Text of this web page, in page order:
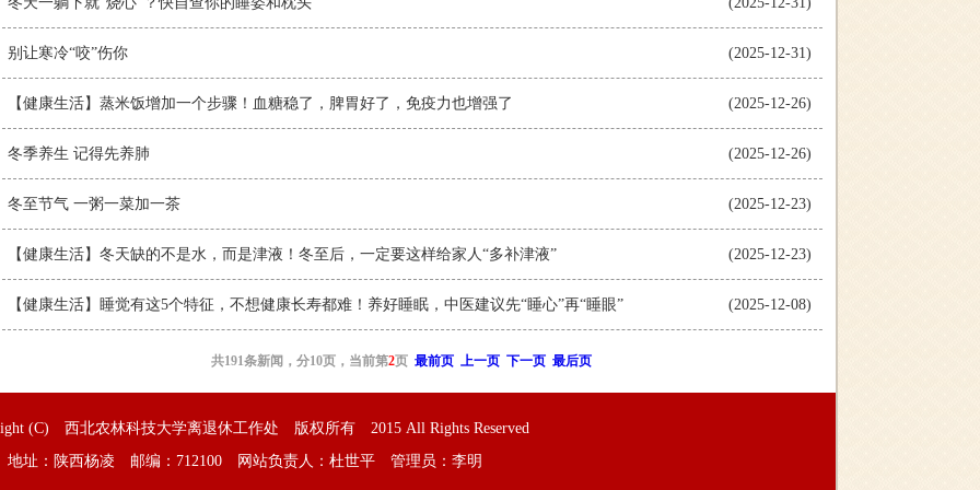
(2025-12-31)
别让寒冷“咬”伤你
(2025-12-26)
【健康生活】蒸米饭增加一个步骤！血糖稳了，脾胃好了，免疫力也增强了
(2025-12-26)
冬季养生 记得先养肺
(2025-12-23)
冬至节气 一粥一菜加一茶
(2025-12-23)
【健康生活】冬天缺的不是水，而是津液！冬至后，一定要这样给家人“多补津液”
(2025-12-08)
【健康生活】睡觉有这5个特征，不想健康长寿都难！养好睡眠，中医建议先“睡心”再“睡眼”
共191条新闻，分10页，当前第2页 最前页 上一页 下一页 最后页
(C) 西北农林科技大学离退休工作处 版权所有 2015 All Rights Reserved
地址：陕西杨凌 邮编：712100 网站负责人：杜世平 管理员：李明